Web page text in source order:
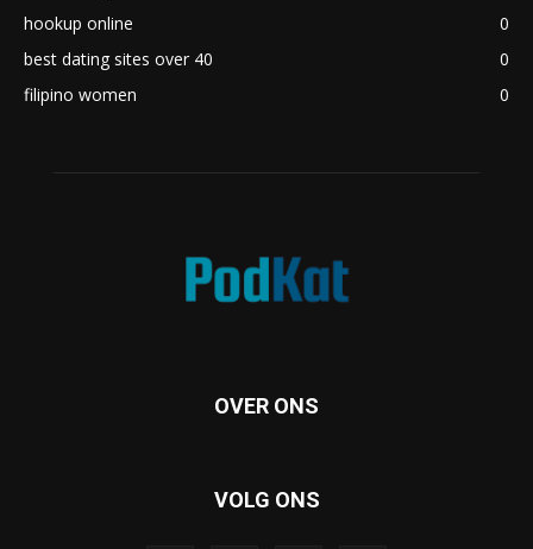
hookup online
0
best dating sites over 40
0
filipino women
0
OVER ONS
VOLG ONS